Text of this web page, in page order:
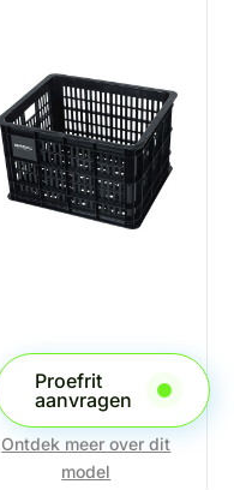
Proefrit
aanvragen
Ontdek meer over dit
model